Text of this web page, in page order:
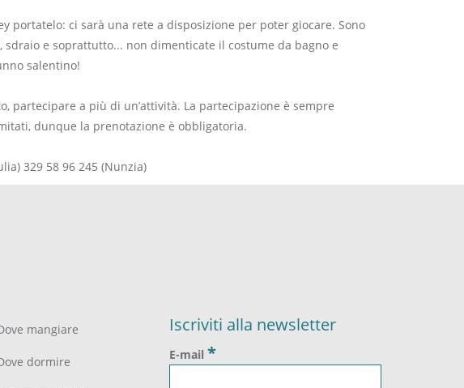
portatelo: ci sarà una rete a disposizione per poter giocare. Sono
e soprattutto... non dimenticate il costume da bagno e
salentino!
partecipare a più di un’attività. La partecipazione è sempre
dunque la prenotazione è obbligatoria.
329 58 96 245 (Nunzia)
mangiare
dormire
Iscriviti alla newsletter
E-mail *